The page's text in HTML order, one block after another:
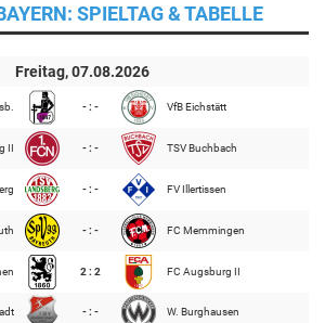
SPIELTAG & TABELLE
Freitag, 07.08.2026
- : - VfB Eichstätt
II - : - TSV Buchbach
- : - FV Illertissen
- : - FC Memmingen
2 : 2 FC Augsburg II
- : - W. Burghausen